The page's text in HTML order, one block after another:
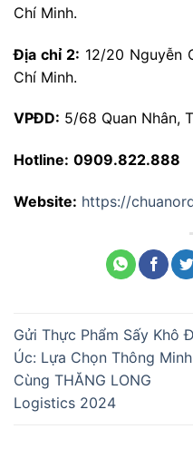
Chí Minh.
Địa chỉ 2: 12/20 Nguyễn
Chí Minh.
VPĐD: 5/68 Quan Nhân,
Hotline: 0909.822.888
Website: https://
Gửi Thực Phẩm Sấy Khô
Úc: Lựa Chọn Thông Minh
Cùng THĂNG LONG
Logistics 2024